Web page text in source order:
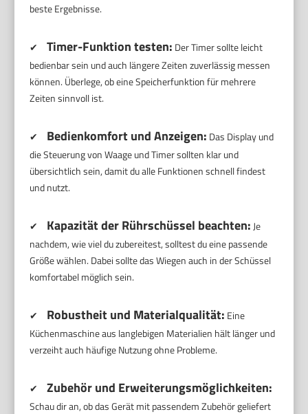
beste Ergebnisse.
✔ Timer-Funktion testen: Der Timer sollte leicht
bedienbar sein und auch längere Zeiten zuverlässig messen
können. Überlege, ob eine Speicherfunktion für mehrere
Zeiten sinnvoll ist.
✔ Bedienkomfort und Anzeigen: Das Display und
die Steuerung von Waage und Timer sollten klar und
übersichtlich sein, damit du alle Funktionen schnell findest
und nutzt.
✔ Kapazität der Rührschüssel beachten: Je
nachdem, wie viel du zubereitest, solltest du eine passende
Größe wählen. Dabei sollte das Wiegen auch in der Schüssel
komfortabel möglich sein.
✔ Robustheit und Materialqualität: Eine
Küchenmaschine aus langlebigen Materialien hält länger und
verzeiht auch häufige Nutzung ohne Probleme.
✔ Zubehör und Erweiterungsmöglichkeiten:
Schau dir an, ob das Gerät mit passendem Zubehör geliefert